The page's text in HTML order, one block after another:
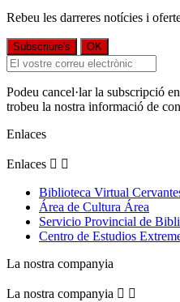
Rebeu les darreres notícies i
Podeu cancel·lar la subscripció
trobeu la nostra informació de
Enlaces
Enlaces  
Biblioteca Virtual
Área de Cultura Área
Servicio Provincial de
Centro de Estudios
La nostra companyia
La nostra companyia  